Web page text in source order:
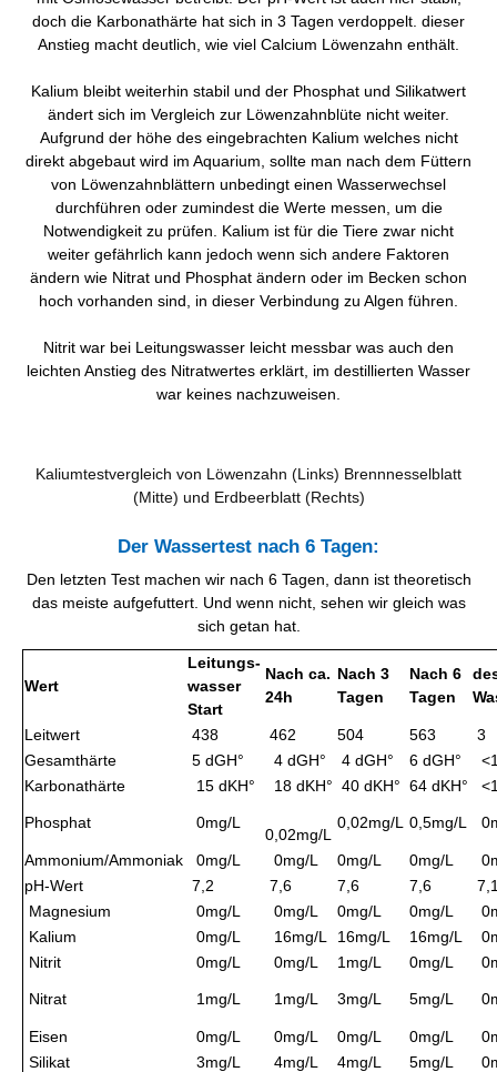
doch die Karbonathärte hat sich in 3 Tagen verdoppelt. dieser
Anstieg macht deutlich, wie viel Calcium Löwenzahn enthält.
Kalium bleibt weiterhin stabil und der Phosphat und Silikatwert
ändert sich im Vergleich zur Löwenzahnblüte nicht weiter.
Aufgrund der höhe des eingebrachten Kalium welches nicht
direkt abgebaut wird im Aquarium, sollte man nach dem Füttern
von Löwenzahnblättern unbedingt einen Wasserwechsel
durchführen oder zumindest die Werte messen, um die
Notwendigkeit zu prüfen. Kalium ist für die Tiere zwar nicht
weiter gefährlich kann jedoch wenn sich andere Faktoren
ändern wie Nitrat und Phosphat ändern oder im Becken schon
hoch vorhanden sind, in dieser Verbindung zu Algen führen.
Nitrit war bei Leitungswasser leicht messbar was auch den
leichten Anstieg des Nitratwertes erklärt, im destillierten Wasser
war keines nachzuweisen.
Kaliumtestvergleich von Löwenzahn (Links) Brennnesselblatt
(Mitte) und Erdbeerblatt (Rechts)
Der Wassertest nach 6 Tagen:
Den letzten Test machen wir nach 6 Tagen, dann ist theoretisch
das meiste aufgefuttert. Und wenn nicht, sehen wir gleich was
sich getan hat.
Wert
Leitungs-
wasser
Start
Nach ca.
24h
Nach 3
Tagen
Nach 6
Tagen
Leitwert 438 462 504 563
3
Gesamthärte
5 dGH° 4 dGH° 4 dGH° 6 dGH°
Karbonathärte
15 dKH° 18 dKH° 40 dKH° 64 dKH°
Phosphat 0mg/L
0,02mg/L
0,02mg/L 0,5mg/L
Ammonium/Ammoniak 0mg/L 0mg/L 0mg/L 0mg/L
pH-Wert
7,2 7,6 7,6 7,6
Magnesium
0mg/L 0mg/L 0mg/L 0mg/L
Kalium
0mg/L 16mg/L 16mg/L 16mg/L
Nitrit
0mg/L 0mg/L 1mg/L 0mg/L
Nitrat 1mg/L 1mg/L 3mg/L 5mg/L
Eisen 0mg/L 0mg/L 0mg/L 0mg/L
Silikat
3mg/L 4mg/L 4mg/L 5mg/L